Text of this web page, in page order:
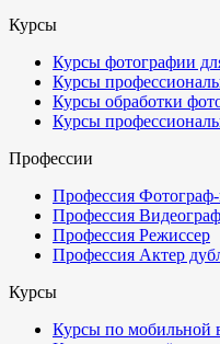
Курсы
Курсы фотографии
Курсы
Курсы обработки
Курсы
Профессии
Профессия
Профессия
Профессия Режиссер
Профессия Актер
Курсы
Курсы по мобильной